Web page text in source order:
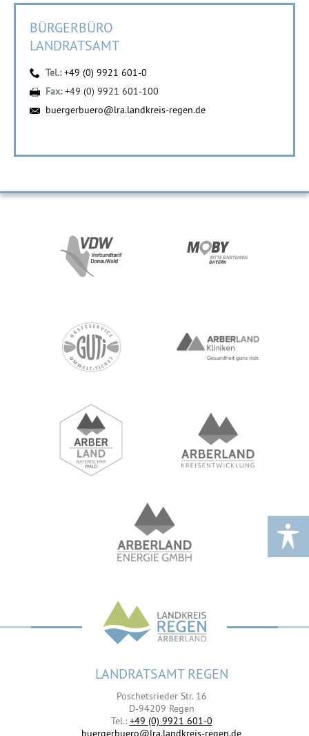
BÜRGERBÜRO
LANDRATSAMT
Tel.:+49 (0) 9921 601-0
Fax:+49 (0) 9921 601-100
buergerbuero@lra.landkreis-regen.de
LANDRATSAMT REGEN
Poschetsrieder Str. 16
D-94209 Regen
Tel.: +49 (0) 9921 601-0
buergerbuero@lra.landkreis-regen.de